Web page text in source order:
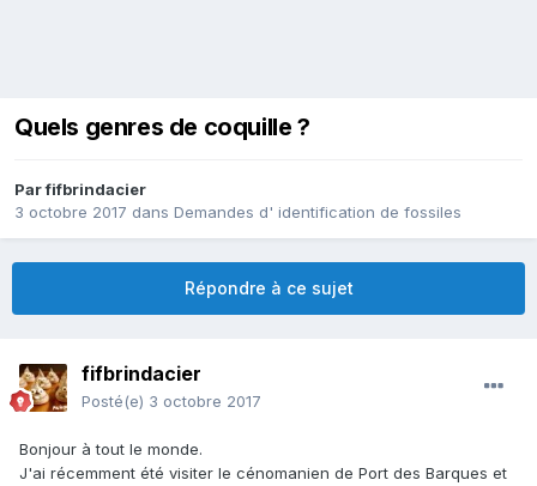
Quels genres de coquille ?
Parfifbrindacier
3 octobre 2017 dans Demandes d' identification de fossiles
Répondre à ce sujet
fifbrindacier
Posté(e) 3 octobre 2017
Bonjour à tout le monde.
J'ai récemment été visiter le cénomanien de Port des Barques et